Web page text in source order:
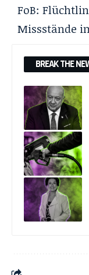
FoB:
Missstände
BREAK THE